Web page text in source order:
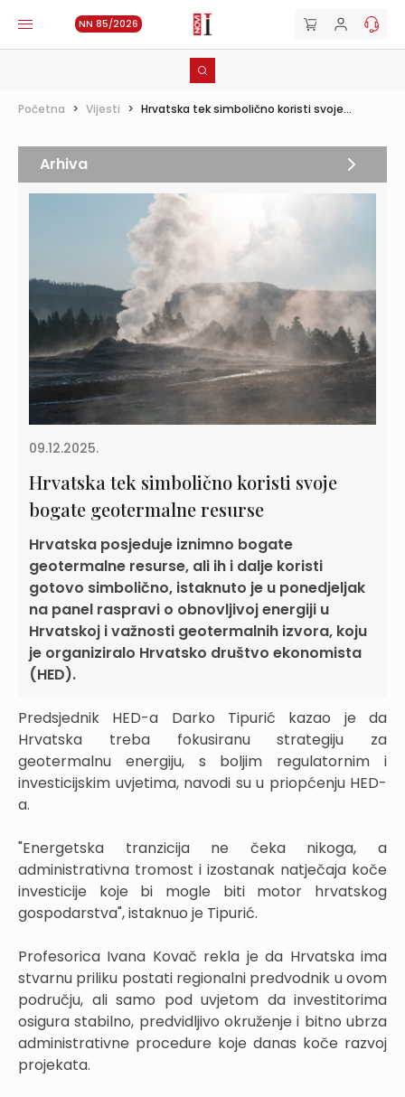
NN 85/2026
Početna > Vijesti > Hrvatska tek simbolično koristi svoje...
09.12.2025.
Hrvatska tek simbolično koristi svoje
bogate geotermalne resurse
Hrvatska posjeduje iznimno bogate
geotermalne resurse, ali ih i dalje koristi
gotovo simbolično, istaknuto je u ponedjeljak
na panel raspravi o obnovljivoj energiji u
Hrvatskoj i važnosti geotermalnih izvora, koju
je organiziralo Hrvatsko društvo ekonomista
(HED).
Predsjednik HED-a Darko Tipurić kazao je da
Hrvatska treba fokusiranu strategiju za
geotermalnu energiju, s boljim regulatornim i
investicijskim uvjetima, navodi su u priopćenju HED-
a.
"Energetska tranzicija ne čeka nikoga, a
administrativna tromost i izostanak natječaja koče
investicije koje bi mogle biti motor hrvatskog
gospodarstva", istaknuo je Tipurić.
Profesorica Ivana Kovač rekla je da Hrvatska ima
stvarnu priliku postati regionalni predvodnik u ovom
području, ali samo pod uvjetom da investitorima
osigura stabilno, predvidljivo okruženje i bitno ubrza
administrativne procedure koje danas koče razvoj
projekata.
Arhiva